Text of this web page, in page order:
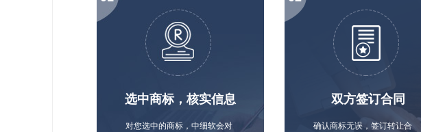
选中商标，核实信息
对您选中的商标，中细软会对
双方签订合同
确认商标无误，签订转让合